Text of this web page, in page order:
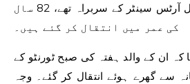
بعد میں اوٹاوا میں نیشنل آرٹس سینٹر کے سربراہ تھے، 82 سال
کی عمر میں انتقال کر گئے ہیں۔
کہ ان کے والد ہفتہ کی صبح ٹورنٹو کے
سے گھرے ہوئے انتقال کر گئے۔ وجہ